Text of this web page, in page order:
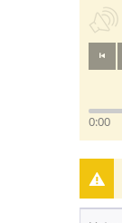
0:00